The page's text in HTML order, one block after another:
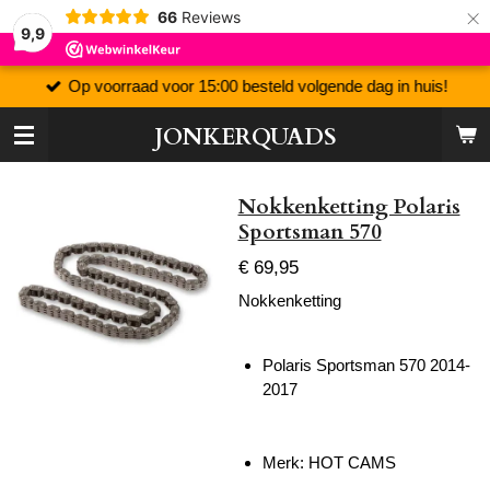
9,9
66 Reviews ×
JONKERQUADS
Op voorraad voor 15:00 besteld volgende dag in huis!
Nokkenketting Polaris
Sportsman 570
€ 69,95
Nokkenketting
Polaris Sportsman 570 2014-
2017
Merk: HOT CAMS